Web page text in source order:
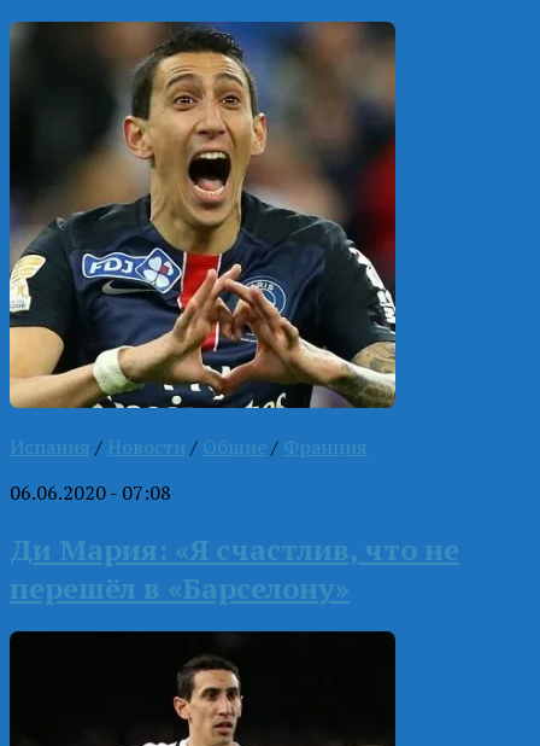
Испания / Новости / Общие / Франция
06.06.2020 - 07:08
Ди Мария: «Я счастлив, что не
перешёл в «Барселону»